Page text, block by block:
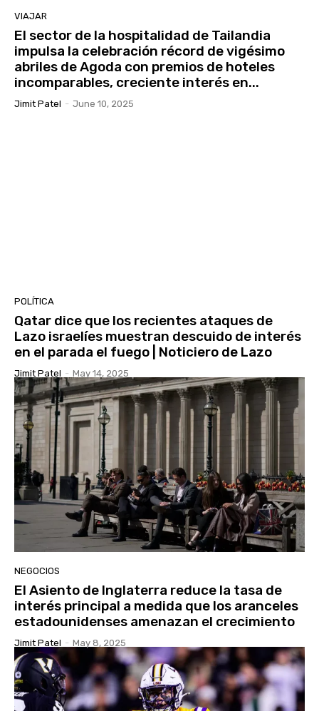
VIAJAR
El sector de la hospitalidad de Tailandia
impulsa la celebración récord de vigésimo
abriles de Agoda con premios de hoteles
incomparables, creciente interés en...
Jimit Patel - June 10, 2025
POLÍTICA
Qatar dice que los recientes ataques de
Lazo israelíes muestran descuido de interés
en el parada el fuego | Noticiero de Lazo
Jimit Patel - May 14, 2025
NEGOCIOS
El Asiento de Inglaterra reduce la tasa de
interés principal a medida que los aranceles
estadounidenses amenazan el crecimiento
Jimit Patel - May 8, 2025